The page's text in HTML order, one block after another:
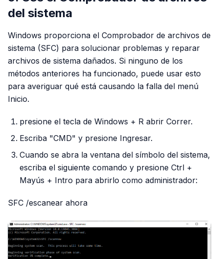
del sistema
Windows proporciona el Comprobador de archivos de
sistema (SFC) para solucionar problemas y reparar
archivos de sistema dañados. Si ninguno de los
métodos anteriores ha funcionado, puede usar esto
para averiguar qué está causando la falla del menú
Inicio.
presione el tecla de Windows + R abrir Correr.
Escriba "CMD" y presione Ingresar.
Cuando se abra la ventana del símbolo del sistema,
escriba el siguiente comando y presione Ctrl +
Mayús + Intro para abrirlo como administrador:
SFC /escanear ahora